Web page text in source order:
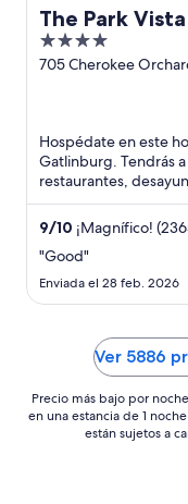
The Park
Hilton Hotel -
4
out
705 Cherokee
Hospédate en este
Gatlinburg. Tendrás
restaurantes,
Nuestros huéspedes
9/10 ¡Magnífico!
"Good"
Enviada el 28 feb. 2026
Ver 5886
Precio más bajo por
en una estancia de 1
están sujetos a